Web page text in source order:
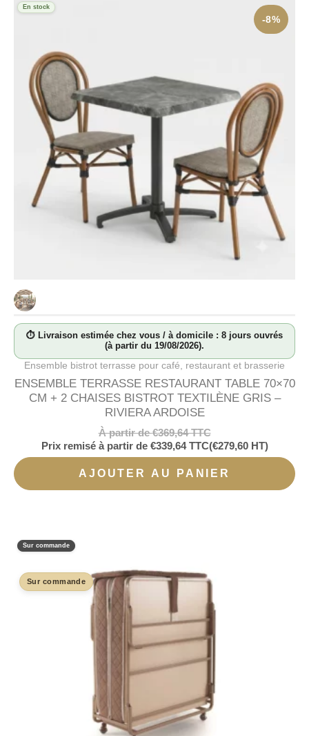
-8%
⏱ Livraison estimée chez vous / à domicile : 8 jours ouvrés
(à partir du 19/08/2026).
En stock
Ensemble bistrot terrasse pour café, restaurant et brasserie
ENSEMBLE TERRASSE RESTAURANT TABLE 70×70
CM + 2 CHAISES BISTROT TEXTILÈNE GRIS –
RIVIERA ARDOISE
À partir de€369,64TTC
Prix remisé à partir de €339,64TTC(€279,60HT)
AJOUTER AU PANIER
Sur commande
Sur commande